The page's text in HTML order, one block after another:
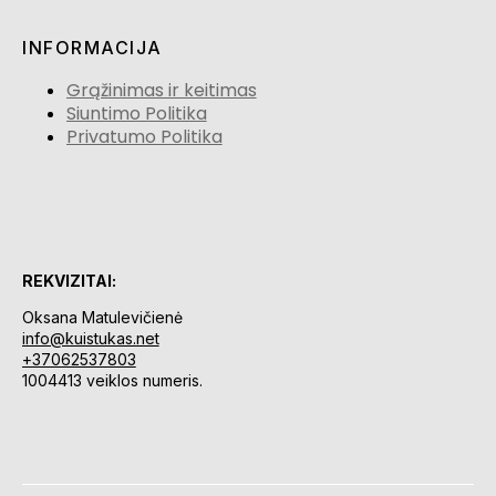
INFORMACIJA
Grąžinimas ir keitimas
Siuntimo Politika
Privatumo Politika
REKVIZITAI:
Oksana Matulevičienė
info@kuistukas.net
+37062537803
1004413 veiklos numeris.